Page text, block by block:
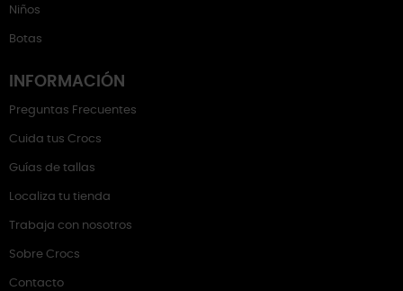
Niños
Botas
INFORMACIÓN
Preguntas Frecuentes
Cuida tus Crocs
Guías de tallas
Localiza tu tienda
Trabaja con nosotros
Sobre Crocs
Contacto